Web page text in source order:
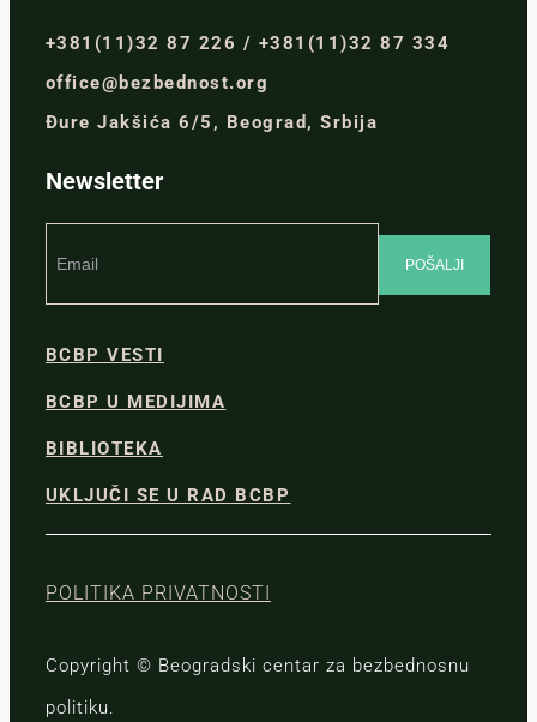
+381(11)32 87 226 / +381(11)32 87 334
office@bezbednost.org
Đure Jakšića 6/5, Beograd, Srbija
Newsletter
BCBP VESTI
BCBP U MEDIJIMA
BIBLIOTEKA
UKLJUČI SE U RAD BCBP
POLITIKA PRIVATNOSTI
Copyright © Beogradski centar za bezbednosnu
politiku.